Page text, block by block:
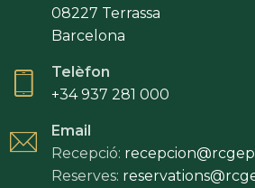
08227 Terrassa
Barcelona
Telèfon
+34 937 281 000
Email
Recepció:
Reserves: